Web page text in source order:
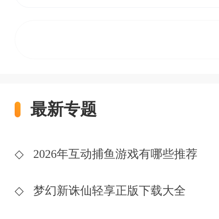
最新专题
◇ 2026年互动捕鱼游戏有哪些推荐
◇ 梦幻新诛仙轻享正版下载大全